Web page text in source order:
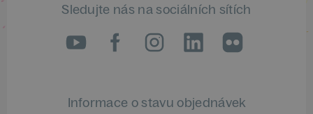
Sledujte nás na sociálních sítích
LinkedIn
flickr
Informace o stavu objednávek